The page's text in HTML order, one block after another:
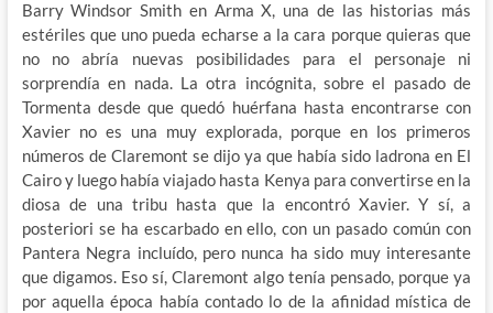
Barry Windsor Smith en Arma X, una de las historias más
estériles que uno pueda echarse a la cara porque quieras que
no no abría nuevas posibilidades para el personaje ni
sorprendía en nada. La otra incógnita, sobre el pasado de
Tormenta desde que quedó huérfana hasta encontrarse con
Xavier no es una muy explorada, porque en los primeros
números de Claremont se dijo ya que había sido ladrona en El
Cairo y luego había viajado hasta Kenya para convertirse en la
diosa de una tribu hasta que la encontró Xavier. Y sí, a
posteriori se ha escarbado en ello, con un pasado común con
Pantera Negra incluído, pero nunca ha sido muy interesante
que digamos. Eso sí, Claremont algo tenía pensado, porque ya
por aquella época había contado lo de la afinidad mística de